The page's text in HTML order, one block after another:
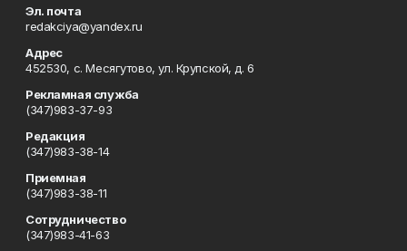
Эл. почта
redakciya@yandex.ru
Адрес
452530, с. Месягутово, ул. Крупской, д. 6
Рекламная служба
(347)983-37-93
Редакция
(347)983-38-14
Приемная
(347)983-38-11
Сотрудничество
(347)983-41-63